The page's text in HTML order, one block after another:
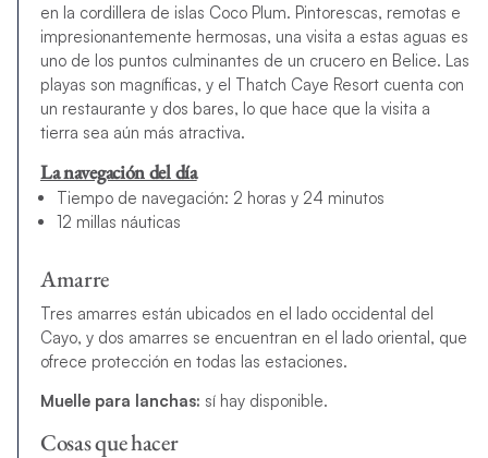
en la cordillera de islas Coco Plum. Pintorescas, remotas e
impresionantemente hermosas, una visita a estas aguas es
uno de los puntos culminantes de un crucero en Belice. Las
playas son magníficas, y el Thatch Caye Resort cuenta con
un restaurante y dos bares, lo que hace que la visita a
tierra sea aún más atractiva.
La navegación del día
Tiempo de navegación: 2 horas y 24 minutos
12 millas náuticas
Amarre
Tres amarres están ubicados en el lado occidental del
Cayo, y dos amarres se encuentran en el lado oriental, que
ofrece protección en todas las estaciones.
Muelle para lanchas: sí hay disponible.
Cosas que hacer